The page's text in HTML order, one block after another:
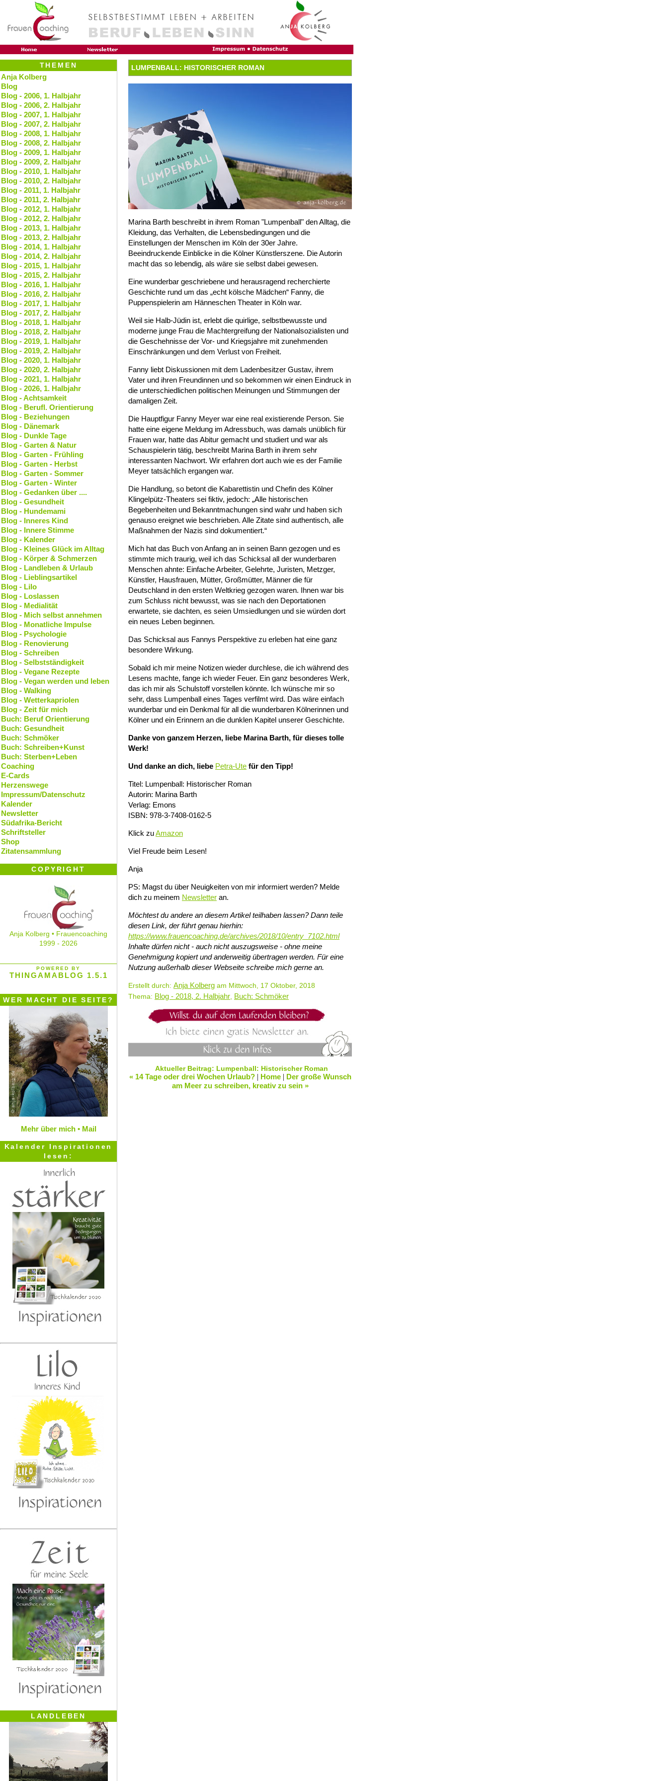
LUMPENBALL: HISTORISCHER ROMAN
Marina Barth beschreibt in ihrem Roman "Lumpenball" den Alltag, die
Kleidung, das Verhalten, die Lebensbedingungen und die
Einstellungen der Menschen im Köln der 30er Jahre.
Beeindruckende Einblicke in die Kölner Künstlerszene. Die Autorin
macht das so lebendig, als wäre sie selbst dabei gewesen.
Eine wunderbar geschriebene und herausragend recherchierte
Geschichte rund um das „echt kölsche Mädchen“ Fanny, die
Puppenspielerin am Hänneschen Theater in Köln war.
Weil sie Halb-Jüdin ist, erlebt die quirlige, selbstbewusste und
moderne junge Frau die Machtergreifung der Nationalsozialisten und
die Geschehnisse der Vor- und Kriegsjahre mit zunehmenden
Einschränkungen und dem Verlust von Freiheit.
Fanny liebt Diskussionen mit dem Ladenbesitzer Gustav, ihrem
Vater und ihren Freundinnen und so bekommen wir einen Eindruck in
die unterschiedlichen politischen Meinungen und Stimmungen der
damaligen Zeit.
Die Hauptfigur Fanny Meyer war eine real existierende Person. Sie
hatte eine eigene Meldung im Adressbuch, was damals unüblich für
Frauen war, hatte das Abitur gemacht und studiert und war als
Schauspielerin tätig, beschreibt Marina Barth in ihrem sehr
interessanten Nachwort. Wir erfahren dort auch wie es der Familie
Meyer tatsächlich ergangen war.
Die Handlung, so betont die Kabarettistin und Chefin des Kölner
Klingelpütz-Theaters sei fiktiv, jedoch: „Alle historischen
Begebenheiten und Bekanntmachungen sind wahr und haben sich
genauso ereignet wie beschrieben. Alle Zitate sind authentisch, alle
Maßnahmen der Nazis sind dokumentiert.“
Mich hat das Buch von Anfang an in seinen Bann gezogen und es
stimmte mich traurig, weil ich das Schicksal all der wunderbaren
Menschen ahnte: Einfache Arbeiter, Gelehrte, Juristen, Metzger,
Künstler, Hausfrauen, Mütter, Großmütter, Männer die für
Deutschland in den ersten Weltkrieg gezogen waren. Ihnen war bis
zum Schluss nicht bewusst, was sie nach den Deportationen
erwartete, sie dachten, es seien Umsiedlungen und sie würden dort
ein neues Leben beginnen.
Das Schicksal aus Fannys Perspektive zu erleben hat eine ganz
besondere Wirkung.
Sobald ich mir meine Notizen wieder durchlese, die ich während des
Lesens machte, fange ich wieder Feuer. Ein ganz besonderes Werk,
das ich mir als Schulstoff vorstellen könnte. Ich wünsche mir so
sehr, dass Lumpenball eines Tages verfilmt wird. Das wäre einfach
wunderbar und ein Denkmal für all die wunderbaren Kölnerinnen und
Kölner und ein Erinnern an die dunklen Kapitel unserer Geschichte.
Danke von ganzem Herzen, liebe Marina Barth, für dieses tolle
Werk!
Und danke an dich, liebe Petra-Ute für den Tipp!
Titel: Lumpenball: Historischer Roman
Autorin: Marina Barth
Verlag: Emons
ISBN: 978-3-7408-0162-5
Klick zuAmazon
Viel Freude beim Lesen!
Anja
PS: Magst du über Neuigkeiten von mir informiert werden? Melde
dich zu meinem Newsletter an.
Möchtest du andere an diesem Artikel teilhaben lassen? Dann teile
diesen Link, der führt genau hierhin:
https://www.frauencoaching.de/archives/2018/10/entry_7102.html
Inhalte dürfen nicht - auch nicht auszugsweise - ohne meine
Genehmigung kopiert und anderweitig übertragen werden. Für eine
Nutzung außerhalb dieser Webseite schreibe mich gerne an.
Erstellt durch: Anja Kolberg am Mittwoch, 17 Oktober, 2018
Thema: Blog - 2018, 2. Halbjahr Buch: Schmöker
Aktueller Beitrag: Lumpenball: Historischer Roman
« 14 Tage oder drei Wochen Urlaub?| Home| Der große Wunsch
am Meer zu schreiben, kreativ zu sein »
THEMEN
Anja Kolberg
Blog
Blog - 2006, 1. Halbjahr
Blog - 2006, 2. Halbjahr
Blog - 2007, 1. Halbjahr
Blog - 2007, 2. Halbjahr
Blog - 2008, 1. Halbjahr
Blog - 2008, 2. Halbjahr
Blog - 2009, 1. Halbjahr
Blog - 2009, 2. Halbjahr
Blog - 2010, 1. Halbjahr
Blog - 2010, 2. Halbjahr
Blog - 2011, 1. Halbjahr
Blog - 2011, 2. Halbjahr
Blog - 2012, 1. Halbjahr
Blog - 2012, 2. Halbjahr
Blog - 2013, 1. Halbjahr
Blog - 2013, 2. Halbjahr
Blog - 2014, 1. Halbjahr
Blog - 2014, 2. Halbjahr
Blog - 2015, 1. Halbjahr
Blog - 2015, 2. Halbjahr
Blog - 2016, 1. Halbjahr
Blog - 2016, 2. Halbjahr
Blog - 2017, 1. Halbjahr
Blog - 2017, 2. Halbjahr
Blog - 2018, 1. Halbjahr
Blog - 2018, 2. Halbjahr
Blog - 2019, 1. Halbjahr
Blog - 2019, 2. Halbjahr
Blog - 2020, 1. Halbjahr
Blog - 2020, 2. Halbjahr
Blog - 2021, 1. Halbjahr
Blog - 2026, 1. Halbjahr
Blog - Achtsamkeit
Blog - Berufl. Orientierung
Blog - Beziehungen
Blog - Dänemark
Blog - Dunkle Tage
Blog - Garten & Natur
Blog - Garten - Frühling
Blog - Garten - Herbst
Blog - Garten - Sommer
Blog - Garten - Winter
Blog - Gedanken über ....
Blog - Gesundheit
Blog - Hundemami
Blog - Inneres Kind
Blog - Innere Stimme
Blog - Kalender
Blog - Kleines Glück im Alltag
Blog - Körper & Schmerzen
Blog - Landleben & Urlaub
Blog - Lieblingsartikel
Blog - Lilo
Blog - Loslassen
Blog - Medialität
Blog - Mich selbst annehmen
Blog - Monatliche Impulse
Blog - Psychologie
Blog - Renovierung
Blog - Schreiben
Blog - Selbstständigkeit
Blog - Vegane Rezepte
Blog - Vegan werden und leben
Blog - Walking
Blog - Wetterkapriolen
Blog - Zeit für mich
Buch: Beruf Orientierung
Buch: Gesundheit
Buch: Schmöker
Buch: Schreiben+Kunst
Buch: Sterben+Leben
Coaching
E-Cards
Herzenswege
Impressum/Datenschutz
Kalender
Newsletter
Südafrika-Bericht
Schriftsteller
Shop
Zitatensammlung
COPYRIGHT
Anja Kolberg • Frauencoaching
1999 - 2026
POWERED BY
THINGAMABLOG 1.5.1
WER MACHT DIE SEITE?
Mehr über mich • Mail
Kalender Inspirationen
lesen:
LANDLEBEN